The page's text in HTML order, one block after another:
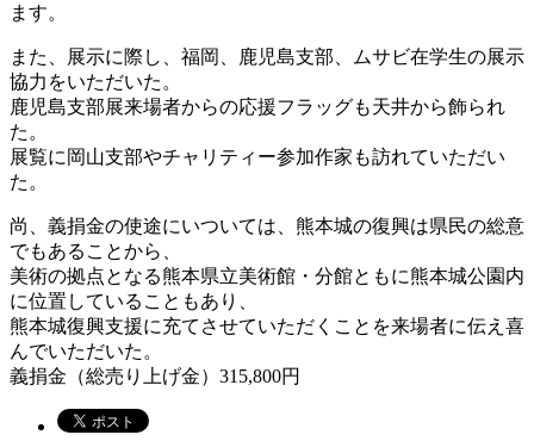
ます。
また、展示に際し、福岡、鹿児島支部、ムサビ在学生の展示
協力をいただいた。
鹿児島支部展来場者からの応援フラッグも天井から飾られ
た。
展覧に岡山支部やチャリティー参加作家も訪れていただい
た。
尚、義捐金の使途にいついては、熊本城の復興は県民の総意
でもあることから、
美術の拠点となる熊本県立美術館・分館ともに熊本城公園内
に位置していることもあり、
熊本城復興支援に充てさせていただくことを来場者に伝え喜
んでいただいた。
義捐金（総売り上げ金）315,800円